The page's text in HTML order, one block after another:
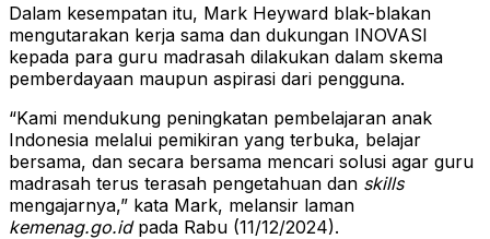
Dalam kesempatan itu, Mark Heyward blak-blakan
mengutarakan kerja sama dan dukungan INOVASI
kepada para guru madrasah dilakukan dalam skema
pemberdayaan maupun aspirasi dari pengguna.
“Kami mendukung peningkatan pembelajaran anak
Indonesia melalui pemikiran yang terbuka, belajar
bersama, dan secara bersama mencari solusi agar guru
madrasah terus terasah pengetahuan dan skills
mengajarnya,” kata Mark, melansir laman
kemenag.go.idpada Rabu (11/12/2024).